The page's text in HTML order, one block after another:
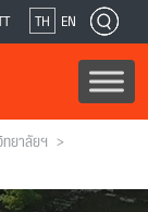
TH EN
ยาลัยฯ >